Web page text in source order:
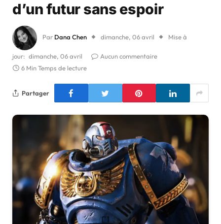
d’un futur sans espoir
Par Dana Chen dimanche, 06 avril Mise à
jour: dimanche, 06 avril
Aucun commentaire
6 Min Temps de lecture
Partager